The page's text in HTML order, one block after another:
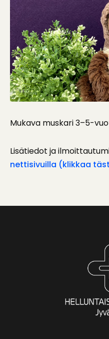
Mukava muskari 3–5-
Lisätiedot ja
nettisivuilla (klikkaa